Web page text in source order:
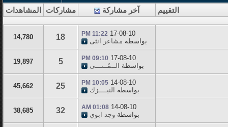
التقييم
آخر مشاركة مشاركات المشاهدات
17-08-10
11:22 PM
بواسطة مشاعر انثى 18
14,780
17-08-10
09:10 PM
بواسطة الــمُــنـــى 5
19,897
14-08-10
10:05 PM
بواسطة النيــــزك 25
45,662
14-08-10
01:08 AM
بواسطة وجد ابوي 32
38,685